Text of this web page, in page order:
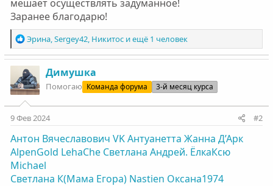
мешает осуществлять задуманное!
Заранее благодарю!
Р
е
а
к
ц
и
и
:
Эрина,Sergey42, Никитоси ещё 1 человек
Димушка
Помогаю Команда форума 3-й месяц курса
9 Фев 2024 #2
Антон Вячеславович VKАнтуанетта Жанна Д’Арк
AlpenGold LehaChe Светлана Андрей. ЁлкаКсю
Michael
Светлана К(Мама Егора) Nastien Оксана1974